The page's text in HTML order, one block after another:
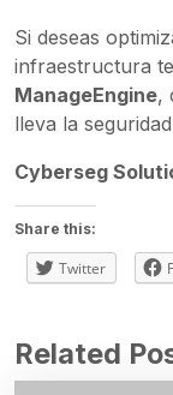
Si deseas
infraestructura
ManageEngine,
lleva la
Cyberseg
Share this:
Twitter
Related